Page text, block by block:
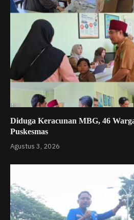
Diduga Keracunan MBG, 46
Puskesmas
Agustus 3, 2026